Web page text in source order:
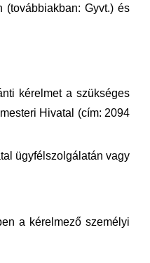
(továbbiakban: Gyvt.) és
kérelmet a szükséges
Hivatal (cím: 2094
ügyfélszolgálatán vagy
a kérelmező személyi